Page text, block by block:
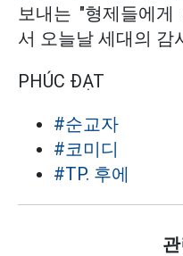
보내는 "형제들에
서 오늘날 세대의 감
PHÚC ĐẠT
#순교자
#코미디
#TP. 후에